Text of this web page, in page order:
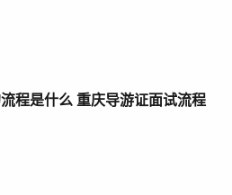
程是什么 重庆导游证面试流程